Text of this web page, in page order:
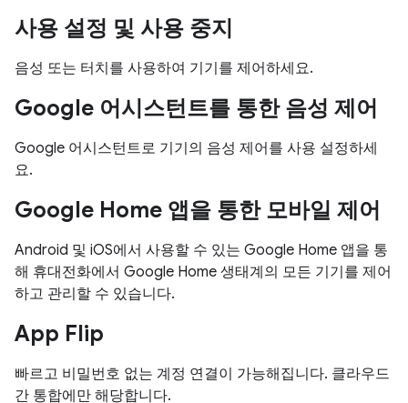
사용 설정 및 사용 중지
음성 또는 터치를 사용하여 기기를 제어하세요.
Google 어시스턴트를 통한 음성 제어
Google 어시스턴트로 기기의 음성 제어를 사용 설정하세
요.
Google Home 앱을 통한 모바일 제어
Android 및 iOS에서 사용할 수 있는 Google Home 앱을 통
해 휴대전화에서 Google Home 생태계의 모든 기기를 제어
하고 관리할 수 있습니다.
App Flip
빠르고 비밀번호 없는 계정 연결이 가능해집니다. 클라우드
간 통합에만 해당합니다.